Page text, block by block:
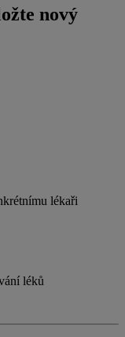
nový
lékaři
léků